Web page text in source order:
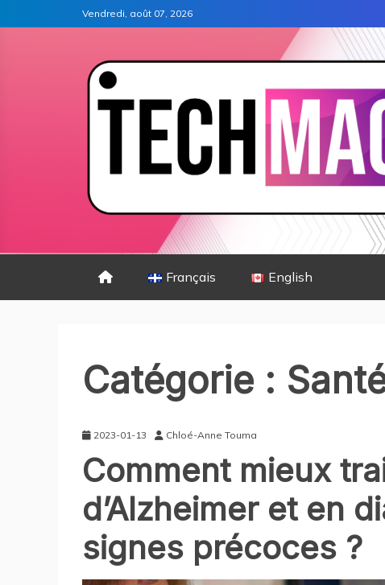
Vendredi, août 07, 2026
Français English
Catégorie :
2023-01-13 Chloé-Anne Touma
Comment mieux
d’Alzheimer et en
signes précoces ?